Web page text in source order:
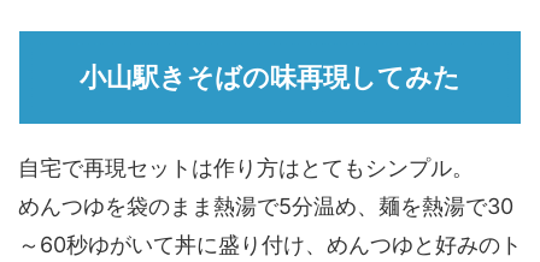
小山駅きそばの味再現してみた
自宅で再現セットは作り方はとてもシンプル。
めんつゆを袋のまま熱湯で5分温め、麺を熱湯で30
～60秒ゆがいて丼に盛り付け、めんつゆと好みのト